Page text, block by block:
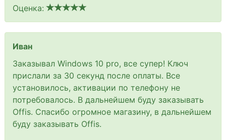
Оценка:
Иван
Заказывал Windows 10 pro, все супер! Ключ
прислали за 30 секунд после оплаты. Все
установилось, активации по телефону не
потребовалось. В дальнейшем буду заказывать
Offis. Спасибо огромное магазину, в дальнейшем
буду заказывать Offis.